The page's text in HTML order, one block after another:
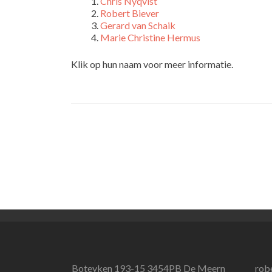
Robert Biever
Gerard van Schaik
Marie Christine Hermus
Klik op hun naam voor meer informatie.
Boteyken 193-15 3454PB De Meern